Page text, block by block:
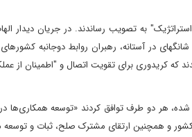
"انجام یک مشارکت استراتژیک" به تصویب رساندند. در جریان
در آستانه، رهبران روابط دوجانبه کشورهای
که کریدوری برای تقویت اتصال و "اطمینان از
هر دو طرف توافق کردند «توسعه همکاری‌ها
و همچنین ارتقای مشترک صلح، ثبات و توسعه